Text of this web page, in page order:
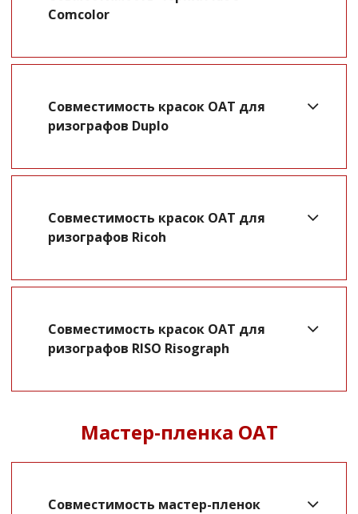
Comcolor
Совместимость красок OAT для
ризографов Duplo
Совместимость красок OAT для
ризографов Ricoh
Совместимость красок OAT для
ризографов RISO Risograph
Мастер-пленка OAT
Совместимость мастер-пленок